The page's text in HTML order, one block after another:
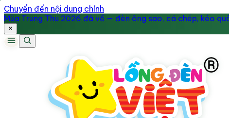
Chuyển đến nội dung chính
Mùa Trung Thu 2026 đã về — đèn ông sao, cá chép, kéo